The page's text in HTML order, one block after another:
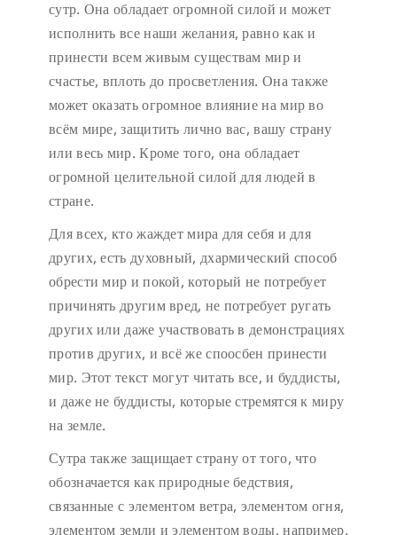
сутр. Она обладает огромной силой и может
исполнить все наши желания, равно как и
принести всем живым существам мир и
счастье, вплоть до просветления. Она также
может оказать огромное влияние на мир во
всём мире, защитить лично вас, вашу страну
или весь мир. Кроме того, она обладает
огромной целительной силой для людей в
стране.
Для всех, кто жаждет мира для себя и для
других, есть духовный, дхармический способ
обрести мир и покой, который не потребует
причинять другим вред, не потребует ругать
других или даже участвовать в демонстрациях
против других, и всё же споосбен принести
мир. Этот текст могут читать все, и буддисты,
и даже не буддисты, которые стремятся к миру
на земле.
Сутра также защищает страну от того, что
обозначается как природные бедствия,
связанные с элементом ветра, элементом огня,
элементом земли и элементом воды, например,